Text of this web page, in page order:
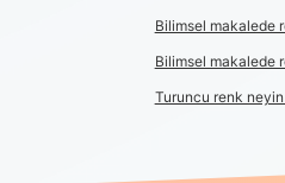
Bilimsel makalede
Bilimsel makalede
Turuncu renk